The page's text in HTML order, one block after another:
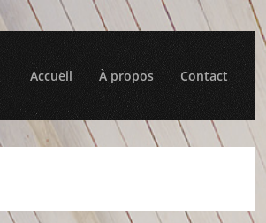
Accueil À propos Contact